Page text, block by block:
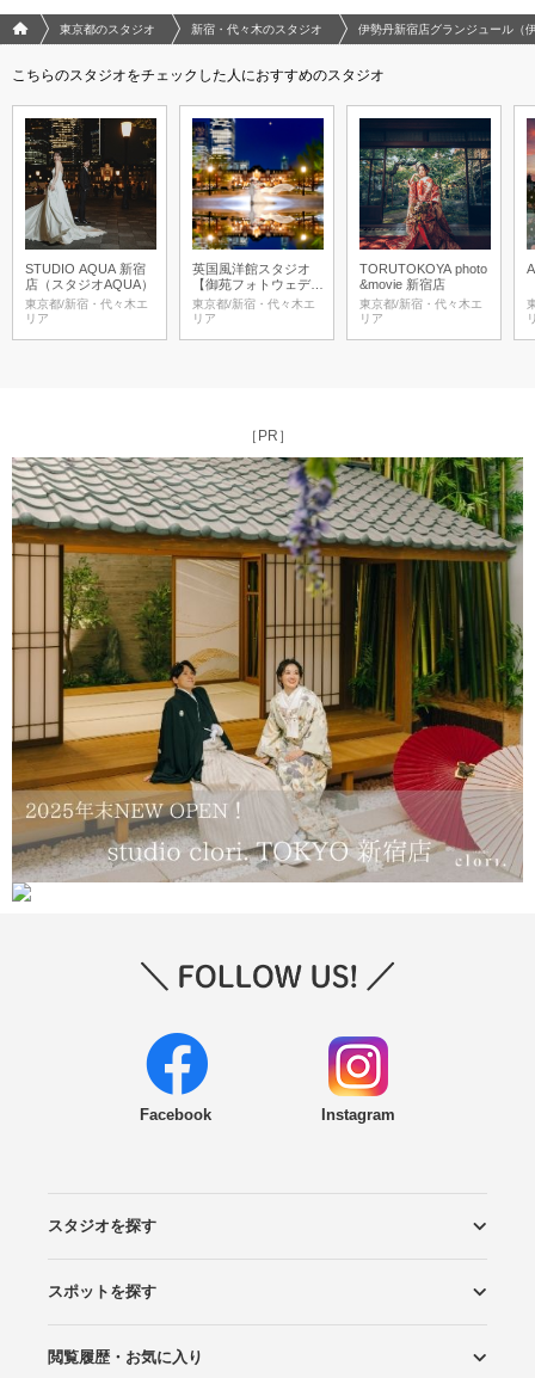
フォトウエディング/結婚写真のPhotorait ホーム
東京都のスタジオ 新宿・代々木のスタジオ 伊勢丹新宿店グランジュール（
こちらのスタジオをチェックした人におすすめのスタジオ
STUDIO AQUA 新宿
店（スタジオAQUA）
東京都/新宿・代々木エ
リア
英国風洋館スタジオ
【御苑フォトウェディ
ング】
東京都/新宿・代々木エ
リア
TORUTOKOYA photo
&movie 新宿店
東京都/新宿・代々木エ
リア
［PR］
Facebook Instagram
スタジオを探す
エリアから探す
こだわりから探す
NEW PHOTO STYLE
プランから探す
フォトタイプ診断
フォトグラファーから探す
国内リゾートから探す
スポットを探す
ロケーションから探す
スタジオから探す
閲覧履歴・お気に入り